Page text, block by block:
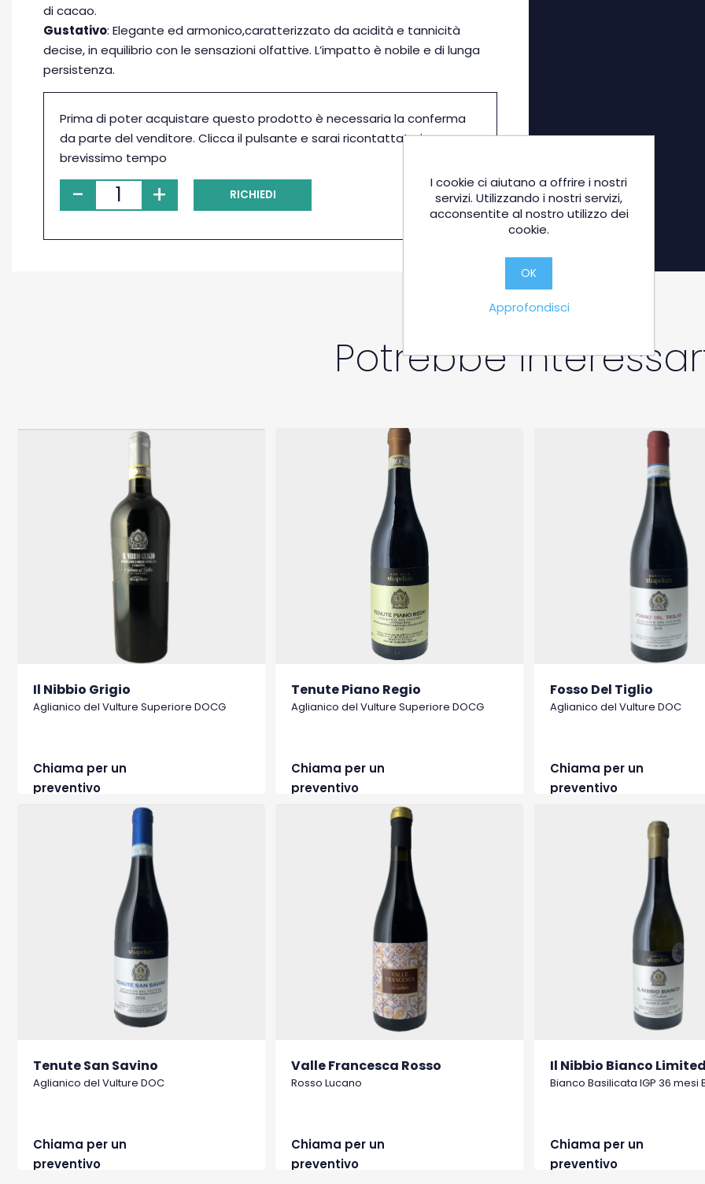
di cacao.
Gustativo: Elegante ed armonico,caratterizzato da acidità e tannicità
decise, in equilibrio con le sensazioni olfattive. L’impatto è nobile e di lunga
persistenza.
Prima di poter acquistare questo prodotto è necessaria la conferma
da parte del venditore. Clicca il pulsante e sarai ricontattato in
brevissimo tempo
- + RICHIEDI
Potrebbe
Il Nibbio Grigio
Aglianico del Vulture Superiore DOCG
Chiama per un
preventivo
Tenute Piano Regio
Aglianico del Vulture Superiore DOCG
Chiama per un
preventivo
Fosso Del Tiglio
Aglianico del Vulture DOC
Chiama per un
preventivo
Tenute San Savino
Aglianico del Vulture DOC
Chiama per un
preventivo
Valle Francesca Rosso
Rosso Lucano
Chiama per un
preventivo
Il Nibbio Bianco
Bianco Basilicata IGP 36 mesi
Chiama per un
preventivo
I cookie ci aiutano a offrire i nostri
servizi. Utilizzando i nostri servizi,
acconsentite al nostro utilizzo dei
cookie.
OK
Approfondisci